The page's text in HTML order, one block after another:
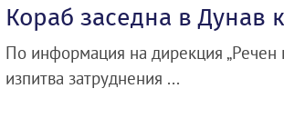
Кораб заседна в Дунав
По информация на дирекция „Речен
изпитва затруднения ...